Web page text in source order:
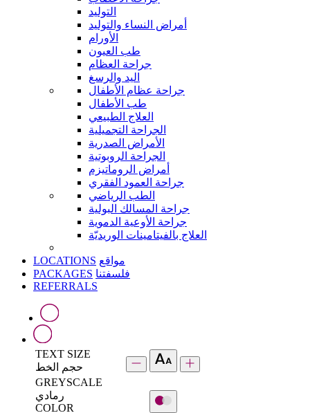
التوليد
أمراض النساء والتوليد
الأورام
طب العيون
جراحة العظام
اليد والرسغ
جراحة عظام الأطفال
طب الأطفال
العلاج الطبيعي
الجراحة التجميلية
الأمراض الصدرية
الجراحة الروبوتية
أمراض الروماتيزم
جراحة العمود الفقري
الطب الرياضي
جراحة المسالك البولية
جراحة الأوعية الدموية
العلاج بالفيتامينات الوريديّة
LOCATIONS مواقع
PACKAGES فلسفتنا
REFERRALS
TEXT SIZE
حجم الخط
GREYSCALE
رمادي
COLOR